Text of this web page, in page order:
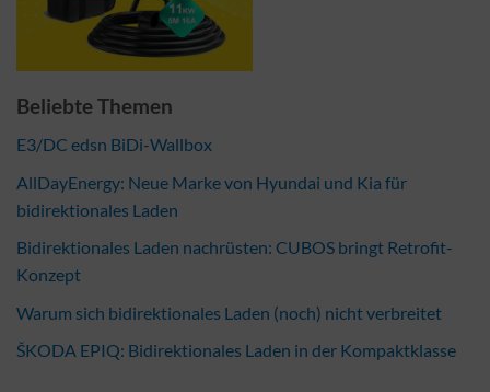
Beliebte Themen
E3/DC edsn BiDi-Wallbox
AllDayEnergy: Neue Marke von Hyundai und Kia für
bidirektionales Laden
Bidirektionales Laden nachrüsten: CUBOS bringt Retrofit-
Konzept
Warum sich bidirektionales Laden (noch) nicht verbreitet
ŠKODA EPIQ: Bidirektionales Laden in der Kompaktklasse